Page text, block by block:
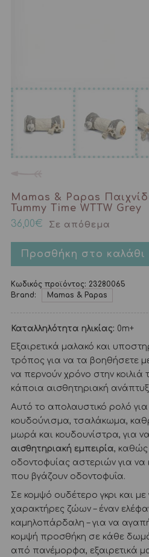
Mamas & Papas
Tummy Time WTTW Grey
36,00€ Σε απόθεμα
Προσθήκη στο καλάθι
Κωδικός προϊόντος: 23280065
Brand:
Mamas & Papas
Καταλληλότητα ηλικίας: 0m+
Εξαιρετικά μαλακό και
τρόπος για να τα βοηθήσετε
να περνούν χρόνο στην
κάποια αισθητηριακή
Αυτό το απολαυστικό ρολό για
κουδούνισμα, τσαλάκωμα,
μωρά και κουδουνίστρα, για
αισθητηριακή εμπειρία, καθώς
οδοντοφυίας αστεριών για
που βγάζουν οδοντοφυΐα.
Σε κομψό ουδέτερο γκρι και με
χαρακτήρες ζώων – έναν
καμηλοπάρδαλη – για να
κομψή προσθήκη σε κάθε
από πανέμορφα, εξαιρετικά